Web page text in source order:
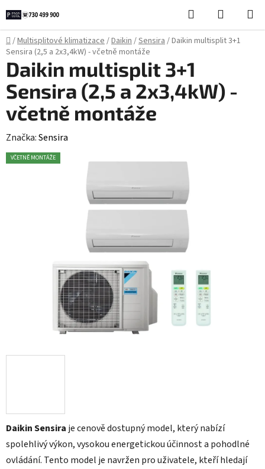
na
obsah
Hledat
KOŠÍK
Domů
/Multisplitové klimatizace/Daikin/Sensira/Daikin multisplit 3+1
Sensira (2,5 a 2x3,4kW) - včetně montáže
Daikin Sensira je cenově dostupný model, který nabízí
spolehlivý výkon, vysokou energetickou účinnost a pohodlné
ovládání. Tento model je navržen pro uživatele, kteří hledají
Daikin multisplit 3+1
Sensira (2,5 a 2x3,4kW) -
včetně montáže
Značka:Sensira
VČETNĚ MONTÁŽE